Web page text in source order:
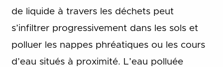
de liquide à travers les déchets peut
s’infiltrer progressivement dans les sols et
polluer les nappes phréatiques ou les cours
d’eau situés à proximité. L’eau polluée